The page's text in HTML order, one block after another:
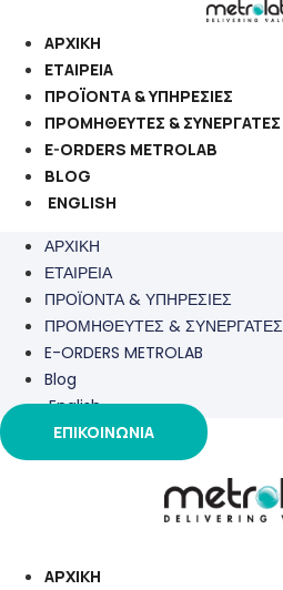
στο
περιεχόμενο
ΑΡΧΙΚΗ
ΕΤΑΙΡΕΙΑ
ΠΡΟΪΟΝΤΑ & ΥΠΗΡΕΣΙΕΣ
ΠΡΟΜΗΘΕΥΤΕΣ & ΣΥΝΕΡΓΑΤΕΣ
E-ORDERS METROLAB
BLOG
ENGLISH
ΑΡΧΙΚΗ
ΕΤΑΙΡΕΙΑ
ΠΡΟΪΟΝΤΑ & ΥΠΗΡΕΣΙΕΣ
ΠΡΟΜΗΘΕΥΤΕΣ & ΣΥΝΕΡΓΑΤΕΣ
E-ORDERS METROLAB
Blog
English
ΕΠΙΚΟΙΝΩΝΙΑ
ΑΡΧΙΚΗ